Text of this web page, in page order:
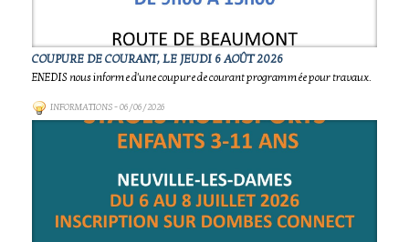
COUPURE DE COURANT, LE JEUDI 6 AOÛT 2026
ENEDIS nous informe d'une coupure de courant programmée pour travaux.
INFORMATIONS- 06/06/2026